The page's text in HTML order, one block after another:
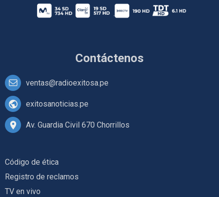
Contáctenos
ventas@radioexitosa.pe
exitosanoticias.pe
Av. Guardia Civil 670 Chorrillos
Código de ética
Registro de reclamos
TV en vivo